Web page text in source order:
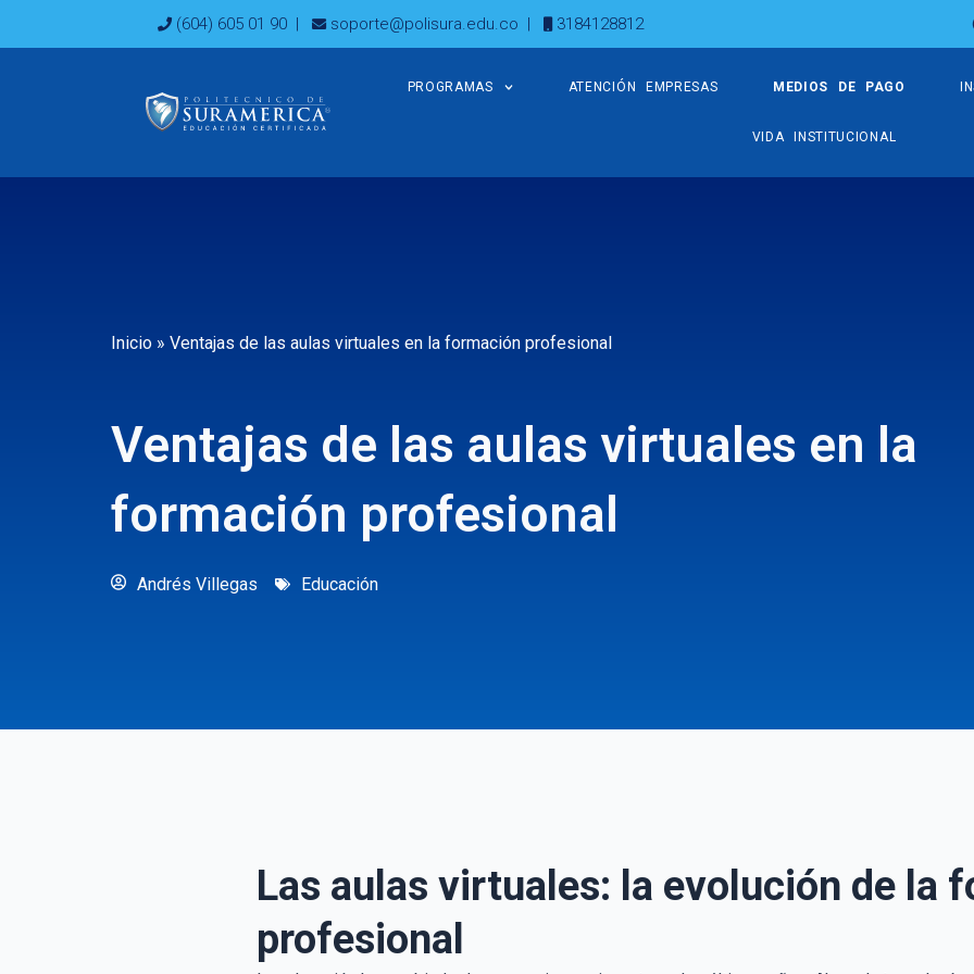
(604) 605 01 90 | soporte@polisura.edu.co | 3184128812
PROGRAMAS ATENCIÓN EMPRESAS MEDIOS DE PAGO
VIDA INSTITUCIONAL
Inicio » Ventajas de las aulas virtuales en la formación profesional
Ventajas de las aulas virtuales en la
formación profesional
Andrés Villegas Educación
Las aulas virtuales: la evolución de la
profesional